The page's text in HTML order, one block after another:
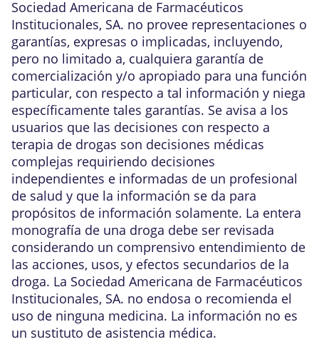
Sociedad Americana de Farmacéuticos
Institucionales, SA. no provee representaciones o
garantías, expresas o implicadas, incluyendo,
pero no limitado a, cualquiera garantía de
comercialización y/o apropiado para una función
particular, con respecto a tal información y niega
específicamente tales garantías. Se avisa a los
usuarios que las decisiones con respecto a
terapia de drogas son decisiones médicas
complejas requiriendo decisiones
independientes e informadas de un profesional
de salud y que la información se da para
propósitos de información solamente. La entera
monografía de una droga debe ser revisada
considerando un comprensivo entendimiento de
las acciones, usos, y efectos secundarios de la
droga. La Sociedad Americana de Farmacéuticos
Institucionales, SA. no endosa o recomienda el
uso de ninguna medicina. La información no es
un sustituto de asistencia médica.